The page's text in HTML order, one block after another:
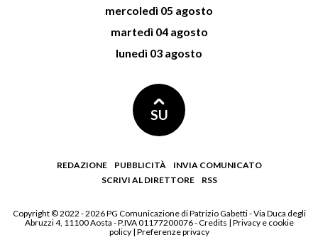
mercoledì 05 agosto
martedì 04 agosto
lunedì 03 agosto
SU
REDAZIONE PUBBLICITÀ
INVIA COMUNICATO
SCRIVI AL DIRETTORE
RSS
Copyright © 2022 - 2026 PG Comunicazione di Patrizio Gabetti - Via Duca degli
Abruzzi 4, 11100 Aosta - P.IVA 01177200076 -Credits | Privacy e cookie
policy| Preferenze privacy